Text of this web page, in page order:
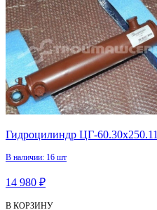
Гидроцилиндр ЦГ-60.30х250.11
В наличии: 16 шт
14 980 ₽
В КОРЗИНУ